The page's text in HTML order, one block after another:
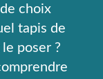
choix
tapis de
poser ?